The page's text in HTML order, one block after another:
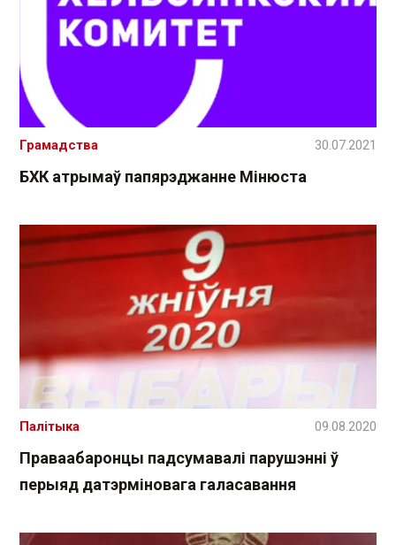
БХК атрымаў папярэджанне Мінюста
Грамадства 30.07.2021
Праваабаронцы падсумавалі парушэнні ў
перыяд датэрміновага галасавання
Палітыка 09.08.2020